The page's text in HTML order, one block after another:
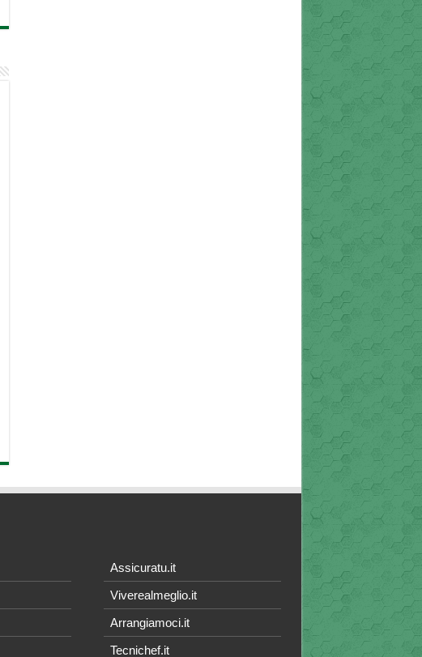
Assicuratu.it
Viverealmeglio.it
Arrangiamoci.it
Tecnichef.it